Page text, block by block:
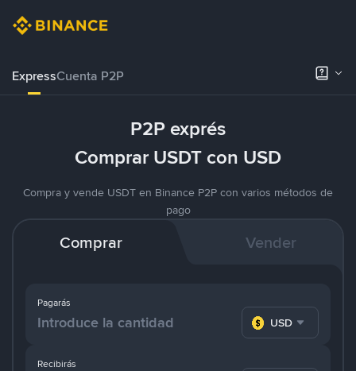
ExpressCuenta P2P
P2P exprés
Comprar USDT con USD
Compra y vende USDT en Binance P2P con varios métodos de
pago
Comprar Vender
Pagarás
USD
Recibirás